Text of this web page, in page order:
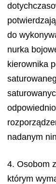
do
nurka
kierownika
nadanym
4. Osobom
którym